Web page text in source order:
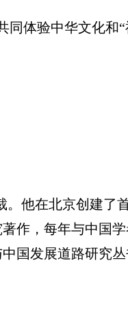
体验中华文化和“
他在北京创建了
作，每年与中国
国发展道路研究